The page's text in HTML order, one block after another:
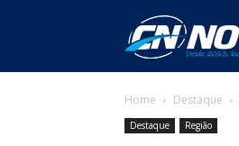
Home Destaque
Destaque Região